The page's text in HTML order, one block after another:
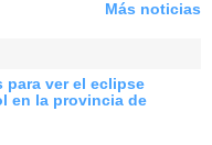
Más noticias
para ver el eclipse
en la provincia de